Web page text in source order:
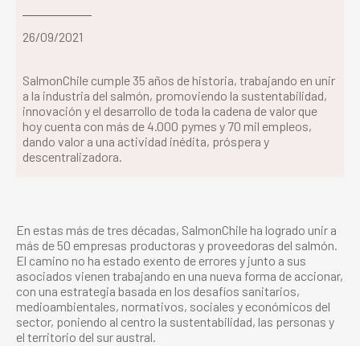
26/09/2021
SalmonChile cumple 35 años de historia, trabajando en unir
a la industria del salmón, promoviendo la sustentabilidad,
innovación y el desarrollo de toda la cadena de valor que
hoy cuenta con más de 4.000 pymes y 70 mil empleos,
dando valor a una actividad inédita, próspera y
descentralizadora.
En estas más de tres décadas, SalmonChile ha logrado unir a
más de 50 empresas productoras y proveedoras del salmón.
El camino no ha estado exento de errores y junto a sus
asociados vienen trabajando en una nueva forma de accionar,
con una estrategia basada en los desafíos sanitarios,
medioambientales, normativos, sociales y económicos del
sector, poniendo al centro la sustentabilidad, las personas y
el territorio del sur austral.